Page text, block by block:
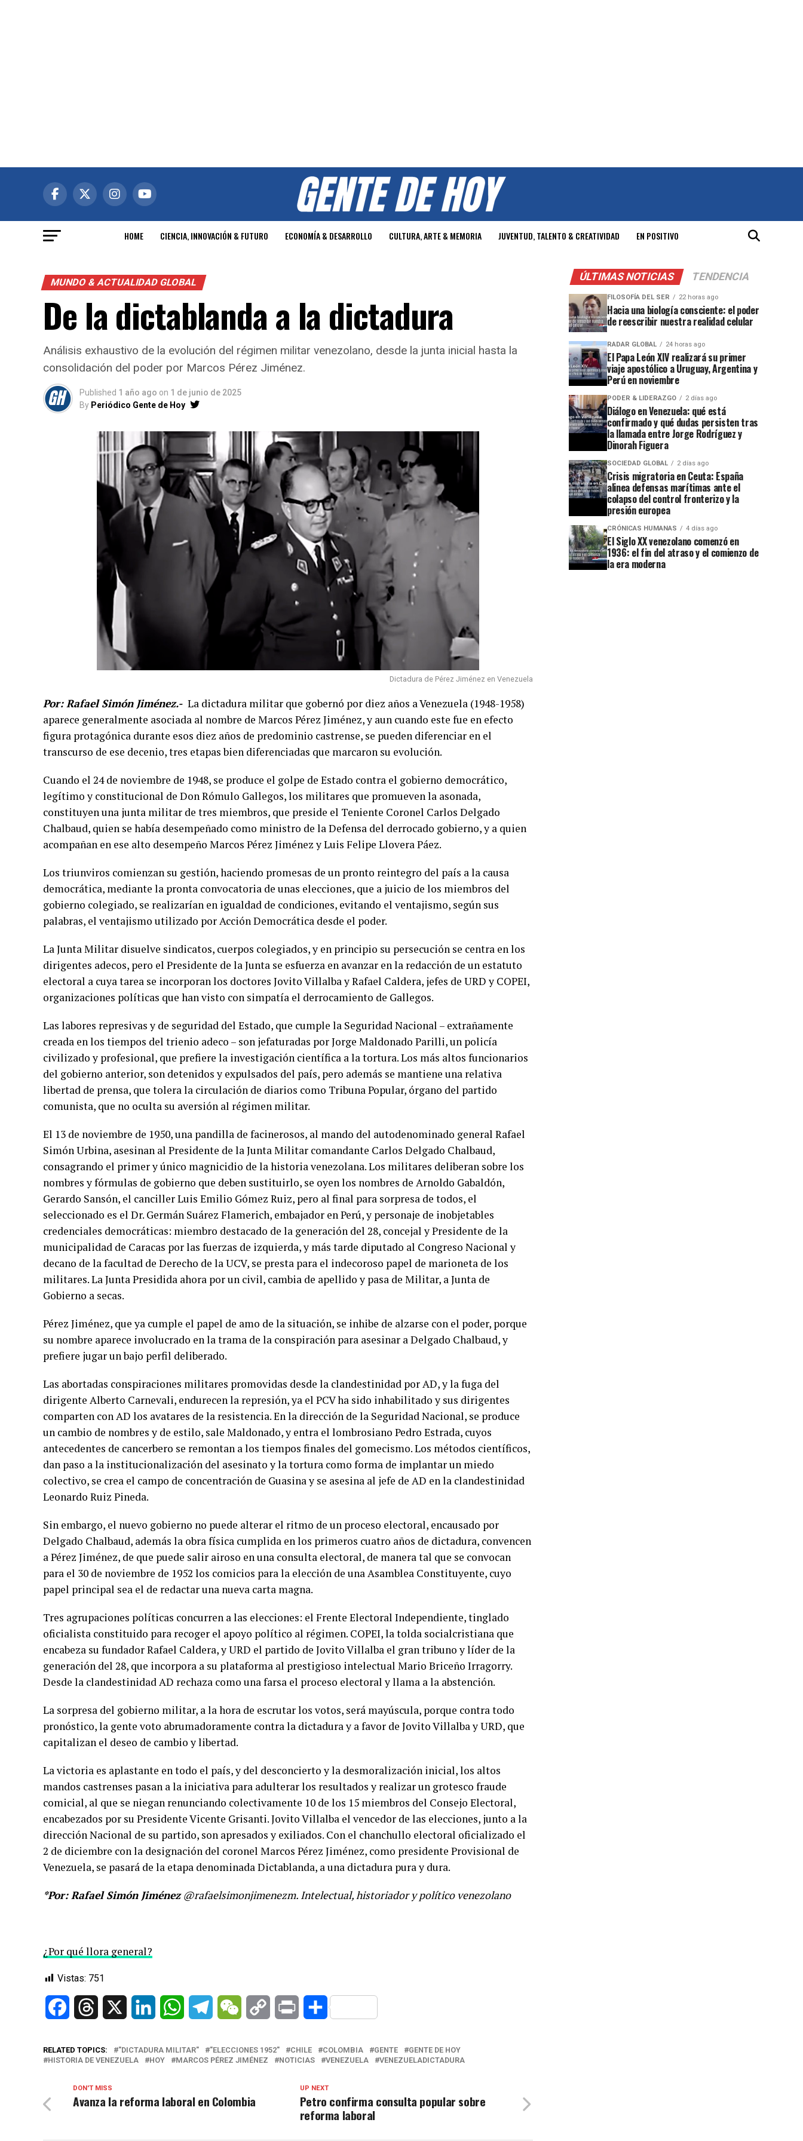
HOME CIENCIA, INNOVACIÓN & FUTURO ECONOMÍA & DESARROLLO CULTURA, ARTE & MEMORIA JUVENTUD, TALENTO & CREATIVIDAD EN POSITIVO
MUNDO & ACTUALIDAD GLOBAL
De la dictablanda a la dictadura
Análisis exhaustivo de la evolución del régimen militar venezolano, desde la junta inicial hasta la
consolidación del poder por Marcos Pérez Jiménez.
Published 1 año ago on 1 de junio de 2025
By Periódico Gente de Hoy
Dictadura de Pérez Jiménez en Venezuela
Por: Rafael Simón Jiménez.- La dictadura militar que gobernó por diez años a Venezuela (1948-1958)
aparece generalmente asociada al nombre de Marcos Pérez Jiménez, y aun cuando este fue en efecto
figura protagónica durante esos diez años de predominio castrense, se pueden diferenciar en el
transcurso de ese decenio, tres etapas bien diferenciadas que marcaron su evolución.
Cuando el 24 de noviembre de 1948, se produce el golpe de Estado contra el gobierno democrático,
legítimo y constitucional de Don Rómulo Gallegos, los militares que promueven la asonada,
constituyen una junta militar de tres miembros, que preside el Teniente Coronel Carlos Delgado
Chalbaud, quien se había desempeñado como ministro de la Defensa del derrocado gobierno, y a quien
acompañan en ese alto desempeño Marcos Pérez Jiménez y Luis Felipe Llovera Páez.
Los triunviros comienzan su gestión, haciendo promesas de un pronto reintegro del país a la causa
democrática, mediante la pronta convocatoria de unas elecciones, que a juicio de los miembros del
gobierno colegiado, se realizarían en igualdad de condiciones, evitando el ventajismo, según sus
palabras, el ventajismo utilizado por Acción Democrática desde el poder.
La Junta Militar disuelve sindicatos, cuerpos colegiados, y en principio su persecución se centra en los
dirigentes adecos, pero el Presidente de la Junta se esfuerza en avanzar en la redacción de un estatuto
electoral a cuya tarea se incorporan los doctores Jovito Villalba y Rafael Caldera, jefes de URD y COPEI,
organizaciones políticas que han visto con simpatía el derrocamiento de Gallegos.
Las labores represivas y de seguridad del Estado, que cumple la Seguridad Nacional – extrañamente
creada en los tiempos del trienio adeco – son jefaturadas por Jorge Maldonado Parilli, un policía
civilizado y profesional, que prefiere la investigación científica a la tortura. Los más altos funcionarios
del gobierno anterior, son detenidos y expulsados del país, pero además se mantiene una relativa
libertad de prensa, que tolera la circulación de diarios como Tribuna Popular, órgano del partido
comunista, que no oculta su aversión al régimen militar.
El 13 de noviembre de 1950, una pandilla de facinerosos, al mando del autodenominado general Rafael
Simón Urbina, asesinan al Presidente de la Junta Militar comandante Carlos Delgado Chalbaud,
consagrando el primer y único magnicidio de la historia venezolana. Los militares deliberan sobre los
nombres y fórmulas de gobierno que deben sustituirlo, se oyen los nombres de Arnoldo Gabaldón,
Gerardo Sansón, el canciller Luis Emilio Gómez Ruiz, pero al final para sorpresa de todos, el
seleccionado es el Dr. Germán Suárez Flamerich, embajador en Perú, y personaje de inobjetables
credenciales democráticas: miembro destacado de la generación del 28, concejal y Presidente de la
municipalidad de Caracas por las fuerzas de izquierda, y más tarde diputado al Congreso Nacional y
decano de la facultad de Derecho de la UCV, se presta para el indecoroso papel de marioneta de los
militares. La Junta Presidida ahora por un civil, cambia de apellido y pasa de Militar, a Junta de
Gobierno a secas.
Pérez Jiménez, que ya cumple el papel de amo de la situación, se inhibe de alzarse con el poder, porque
su nombre aparece involucrado en la trama de la conspiración para asesinar a Delgado Chalbaud, y
prefiere jugar un bajo perfil deliberado.
Las abortadas conspiraciones militares promovidas desde la clandestinidad por AD, y la fuga del
dirigente Alberto Carnevali, endurecen la represión, ya el PCV ha sido inhabilitado y sus dirigentes
comparten con AD los avatares de la resistencia. En la dirección de la Seguridad Nacional, se produce
un cambio de nombres y de estilo, sale Maldonado, y entra el lombrosiano Pedro Estrada, cuyos
antecedentes de cancerbero se remontan a los tiempos finales del gomecismo. Los métodos científicos,
dan paso a la institucionalización del asesinato y la tortura como forma de implantar un miedo
colectivo, se crea el campo de concentración de Guasina y se asesina al jefe de AD en la clandestinidad
Leonardo Ruiz Pineda.
Sin embargo, el nuevo gobierno no puede alterar el ritmo de un proceso electoral, encausado por
Delgado Chalbaud, además la obra física cumplida en los primeros cuatro años de dictadura, convencen
a Pérez Jiménez, de que puede salir airoso en una consulta electoral, de manera tal que se convocan
para el 30 de noviembre de 1952 los comicios para la elección de una Asamblea Constituyente, cuyo
papel principal sea el de redactar una nueva carta magna.
Tres agrupaciones políticas concurren a las elecciones: el Frente Electoral Independiente, tinglado
oficialista constituido para recoger el apoyo político al régimen. COPEI, la tolda socialcristiana que
encabeza su fundador Rafael Caldera, y URD el partido de Jovito Villalba el gran tribuno y líder de la
generación del 28, que incorpora a su plataforma al prestigioso intelectual Mario Briceño Irragorry.
Desde la clandestinidad AD rechaza como una farsa el proceso electoral y llama a la abstención.
La sorpresa del gobierno militar, a la hora de escrutar los votos, será mayúscula, porque contra todo
pronóstico, la gente voto abrumadoramente contra la dictadura y a favor de Jovito Villalba y URD, que
capitalizan el deseo de cambio y libertad.
La victoria es aplastante en todo el país, y del desconcierto y la desmoralización inicial, los altos
mandos castrenses pasan a la iniciativa para adulterar los resultados y realizar un grotesco fraude
comicial, al que se niegan renunciando colectivamente 10 de los 15 miembros del Consejo Electoral,
encabezados por su Presidente Vicente Grisanti. Jovito Villalba el vencedor de las elecciones, junto a la
dirección Nacional de su partido, son apresados y exiliados. Con el chanchullo electoral oficializado el
2 de diciembre con la designación del coronel Marcos Pérez Jiménez, como presidente Provisional de
Venezuela, se pasará de la etapa denominada Dictablanda, a una dictadura pura y dura.
*Por: Rafael Simón Jiménez@rafaelsimonjimenezm. Intelectual, historiador y político venezolano
¿Por qué llora general?
Vistas: 751
FacebookThreads LinkedIn WhatsAppTelegramWeChat Copy Print Compartir
RELATED TOPICS: "DICTADURA MILITAR" "ELECCIONES 1952" CHILE COLOMBIA GENTE
GENTE DE HOY
HISTORIA DE VENEZUELA
HOY MARCOS PÉREZ JIMÉNEZ NOTICIAS VENEZUELA VENEZUELADICTADURA
UP NEXT
Petro confirma consulta popular sobre
reforma laboral
DON'T MISS
Avanza la reforma laboral en Colombia
ÚLTIMAS NOTICIAS TENDENCIA
FILOSOFÍA DEL SER 22 horas ago
Hacia una biología consciente: el poder
de reescribir nuestra realidad celular
RADAR GLOBAL 24 horas ago
El Papa León XIV realizará su primer
viaje apostólico a Uruguay, Argentina y
Perú en noviembre
PODER & LIDERAZGO 2 días ago
Diálogo en Venezuela: qué está
confirmado y qué dudas persisten tras
la llamada entre Jorge Rodríguez y
Dinorah Figuera
SOCIEDAD GLOBAL 2 días ago
Crisis migratoria en Ceuta: España
alinea defensas marítimas ante el
colapso del control fronterizo y la
presión europea
CRÓNICAS HUMANAS 4 días ago
El Siglo XX venezolano comenzó en
1936: el fin del atraso y el comienzo de
la era moderna